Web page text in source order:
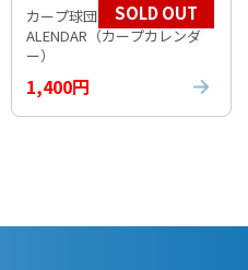
カープ球団公式 2026 CARP C
ALENDAR（カープカレンダ
ー）
1,400円
SOLD OUT